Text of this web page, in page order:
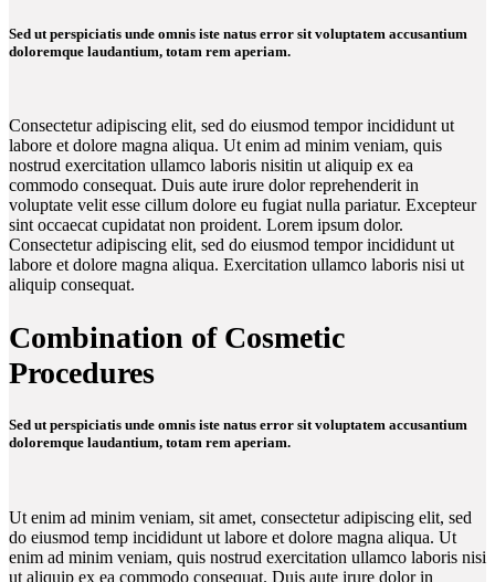
Sed ut perspiciatis unde omnis iste natus error sit voluptatem accusantium
doloremque laudantium, totam rem aperiam.
Consectetur adipiscing elit, sed do eiusmod tempor incididunt ut
labore et dolore magna aliqua. Ut enim ad minim veniam, quis
nostrud exercitation ullamco laboris nisitin ut aliquip ex ea
commodo consequat. Duis aute irure dolor reprehenderit in
voluptate velit esse cillum dolore eu fugiat nulla pariatur. Excepteur
sint occaecat cupidatat non proident. Lorem ipsum dolor.
Consectetur adipiscing elit, sed do eiusmod tempor incididunt ut
labore et dolore magna aliqua. Exercitation ullamco laboris nisi ut
aliquip consequat.
Combination of Cosmetic
Procedures
Sed ut perspiciatis unde omnis iste natus error sit voluptatem accusantium
doloremque laudantium, totam rem aperiam.
Ut enim ad minim veniam, sit amet, consectetur adipiscing elit, sed
do eiusmod temp incididunt ut labore et dolore magna aliqua. Ut
enim ad minim veniam, quis nostrud exercitation ullamco laboris nisi
ut aliquip ex ea commodo consequat. Duis aute irure dolor in